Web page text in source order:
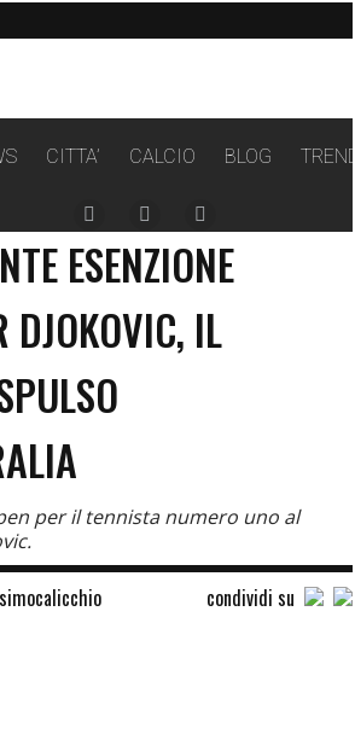
CITTA’ CALCIO BLOG
Facebook
page
opens
in
new
window
Instagram
page
opens
in
new
Twitter
page
opens
in
new
ESENZIONE
DJOKOVIC, IL
per il tennista numero uno al
condividi su